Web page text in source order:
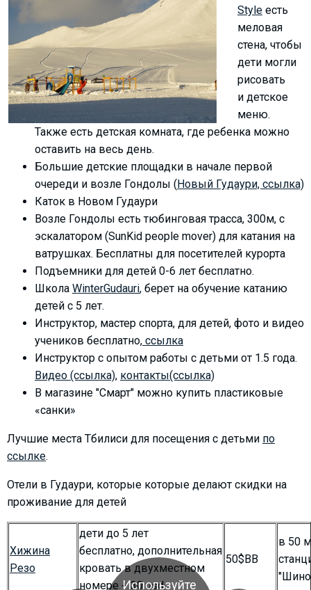
Style есть
меловая
стена, чтобы
дети могли
рисовать
и детское
меню.
Также есть детская комната, где ребенка можно
оставить на весь день.
Большие детские площадки в начале первой
очереди и возле Гондолы (Новый Гудаури, ссылка)
Каток в Новом Гудаури
Возле Гондолы есть тюбинговая трасса, 300м, с
эскалатором (SunKid people mover) для катания на
ватрушках. Бесплатны для посетителей курорта
Подъемники для детей 0-6 лет бесплатно.
Школа WinterGudauri, берет на обучение катанию
детей с 5 лет.
Инструктор, мастер спорта, для детей, фото и видео
учеников бесплатно, ссылка
Инструктор с опытом работы с детьми от 1.5 года.
Видео (ссылка), контакты(ссылка)
В магазине "Смарт" можно купить пластиковые
«санки»
Лучшие места Тбилиси для посещения с детьми по
ссылке.
Отели в Гудаури, которые которые делают скидки на
проживание для детей
Хижина
Резо
дети до 5 лет
бесплатно, дополнительная
кровать в двухместном
номере + 30 usd
50$BB
в 50
Используйте
LODGING
Apartments
Hotels
% Hot deals
Long term rent
Kazbegi
Other
GEORGIA
About Georgia
Visas
What to drink?
Local money
Mobile phones
Gallery
Travel reports